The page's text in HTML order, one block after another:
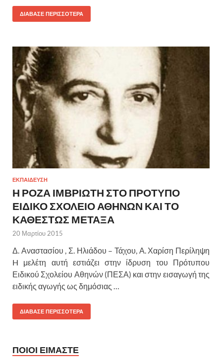
ΔΙΑΒΑΣΕ ΠΕΡΙΣΣΟΤΕΡΑ
ΕΚΠΑΙΔΕΥΣΗ
Η ΡΟΖΑ ΙΜΒΡΙΩΤΗ ΣΤΟ ΠΡΟΤΥΠΟ
ΕΙΔΙΚΟ ΣΧΟΛΕΙΟ ΑΘΗΝΩΝ ΚΑΙ ΤΟ
ΚΑΘΕΣΤΩΣ ΜΕΤΑΞΑ
20 Μαρτίου 2015
Δ. Αναστασίου , Σ. Ηλιάδου – Τάχου, Α. Χαρίση Περίληψη
H μελέτη αυτή εστιάζει στην ίδρυση του Πρότυπου
Ειδικού Σχολείου Αθηνών (ΠΕΣΑ) και στην εισαγωγή της
ειδικής αγωγής ως δημόσιας …
ΔΙΑΒΑΣΕ ΠΕΡΙΣΣΟΤΕΡΑ
ΠΟΙΟΙ ΕΙΜΑΣΤΕ